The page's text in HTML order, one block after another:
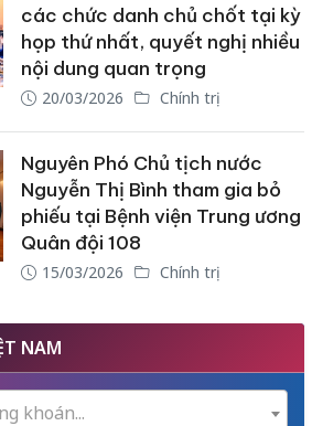
các chức danh chủ chốt tại kỳ
họp thứ nhất, quyết nghị nhiều
nội dung quan trọng
20/03/2026 Chính trị
Nguyên Phó Chủ tịch nước
Nguyễn Thị Bình tham gia bỏ
phiếu tại Bệnh viện Trung ương
Quân đội 108
15/03/2026 Chính trị
NAM
khoán...